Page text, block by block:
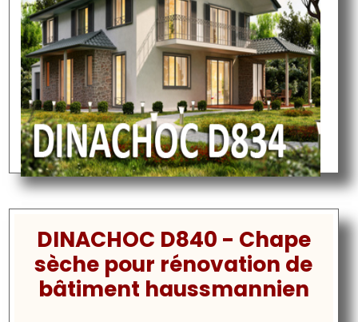
DINACHOC D840 - Chape
sèche pour rénovation de
bâtiment haussmannien